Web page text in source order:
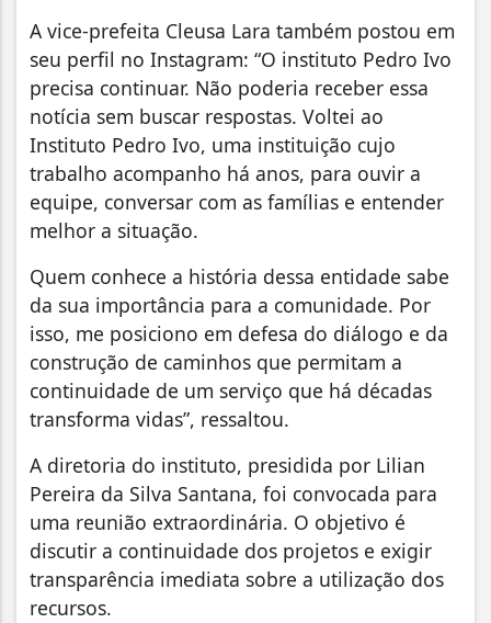
A vice-prefeita Cleusa Lara também postou em
seu perfil no Instagram: “O instituto Pedro Ivo
precisa continuar. Não poderia receber essa
notícia sem buscar respostas. Voltei ao
Instituto Pedro Ivo, uma instituição cujo
trabalho acompanho há anos, para ouvir a
equipe, conversar com as famílias e entender
melhor a situação.
Quem conhece a história dessa entidade sabe
da sua importância para a comunidade. Por
isso, me posiciono em defesa do diálogo e da
construção de caminhos que permitam a
continuidade de um serviço que há décadas
transforma vidas”, ressaltou.
A diretoria do instituto, presidida por Lilian
Pereira da Silva Santana, foi convocada para
uma reunião extraordinária. O objetivo é
discutir a continuidade dos projetos e exigir
transparência imediata sobre a utilização dos
recursos.